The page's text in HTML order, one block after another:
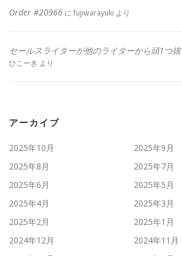
Order #20966 に fujiwarayuki より
セールスライターが他のライターから頭1つ
ひこーき より
アーカイブ
2025年10月
2025年9月
2025年8月
2025年7月
2025年6月
2025年5月
2025年4月
2025年3月
2025年2月
2025年1月
2024年12月
2024年11月